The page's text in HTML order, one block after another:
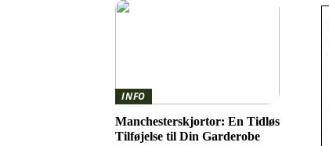
INFO
Manchesterskjortor: En Tidløs
Tilføjelse til Din Garderobe